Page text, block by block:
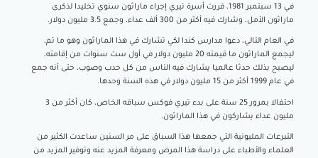
في 13 سبتمبر 1981، قررت أسرة تيري إجراء ماراثون سنوي تخليدا لذكرى
ماراثون الأمل، وشارك فيه أكثر من 300 ألف عداء، وجمع 3.5 مليون دولار.
في العام التالي، دعوا مدارس كندا لكي تشارك في هذا الماراثون وهو ما تم،
ليجمع الماراثون ما قيمته 20 مليون دولار في أول ست سنوات من إقامته،
ليصبح بذلك حدثا عالميا يشارك فيه الناس من كل حدب وصوب، حتى أنه جمع
في عام 1999 أكثر من 15 مليون دولار في هذه السنة وحدها.
احتفالا بمرور 25 سنة على بدء تيري فوكس سباقه الخاص، كان أكثر من 3
مليون عداء يشاركون في هذا الماراثون.
التبرعات المليونية التي جمعها هذا السباق على مر السنين ساعدت الكثير من
العلماء والأطباء على دراسة هذا المرض ومعرفة المزيد عنه وتوفير المزيد من